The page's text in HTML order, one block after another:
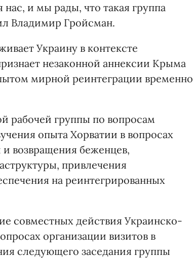
и мы рады, что такая группа
Владимир Гройсман.
Украину в контексте
незаконной аннексии Крыма
мирной реинтеграции временно
рабочей группы по вопросам
опыта Хорватии в вопросах
возвращения беженцев,
привлечения
на реинтегрированных
совместных действия Украинско-
организации визитов в
следующего заседания группы